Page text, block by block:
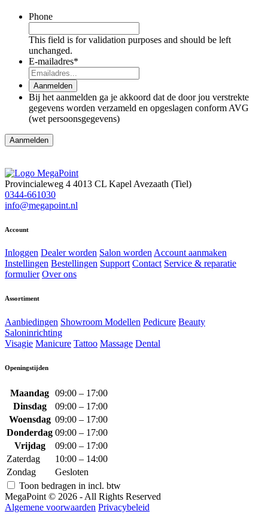
Phone
This field is for validation purposes and should be left
unchanged.
E-mailadres*
Aanmelden
Bij het aanmelden ga je akkoord dat de door jou verstrekte
gegevens worden verzameld en opgeslagen conform AVG
(wet persoonsgegevens)
Aanmelden
Provincialeweg 4 4013 CL Kapel Avezaath (Tiel)
0344-661030
info@megapoint.nl
Account
Inloggen Dealer worden Salon wordenAccount aanmaken
Instellingen Bestellingen Support Contact Service & reparatie
formulier Over ons
Assortiment
Aanbiedingen Showroom Modellen Pedicure Beauty
Saloninrichting
Visagie Manicure Tattoo Massage Dental
Openingstijden
Maandag 09:00 – 17:00
Dinsdag
09:00 – 17:00
Woensdag 09:00 – 17:00
Donderdag 09:00 – 17:00
Vrijdag
09:00 – 17:00
Zaterdag
10:00 – 14:00
Zondag
Gesloten
Toon bedragen in incl. btw
MegaPoint © 2026 - All Rights Reserved
Algemene voorwaarden Privacybeleid